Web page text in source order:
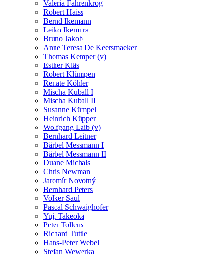
Valeria Fahrenkrog
Robert Haiss
Bernd Ikemann
Leiko Ikemura
Bruno Jakob
Anne Teresa De Keersmaeker
Thomas Kemper (v)
Esther Kläs
Robert Klümpen
Renate Köhler
Mischa Kuball I
Mischa Kuball II
Susanne Kümpel
Heinrich Küpper
Wolfgang Laib (v)
Bernhard Leitner
Bärbel Messmann I
Bärbel Messmann II
Duane Michals
Chris Newman
Jaromír Novotný
Bernhard Peters
Volker Saul
Pascal Schwaighofer
Yuji Takeoka
Peter Tollens
Richard Tuttle
Hans-Peter Webel
Stefan Wewerka